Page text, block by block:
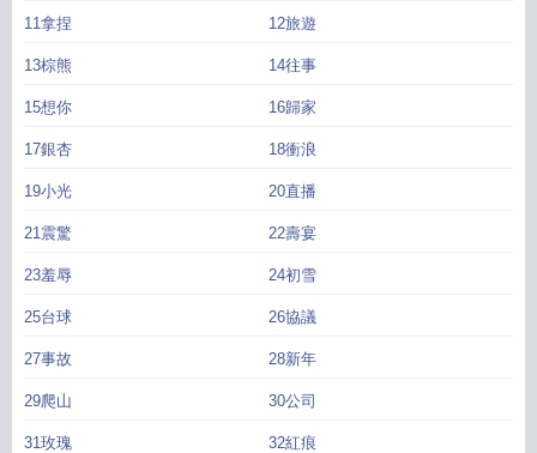
11拿捏 12旅遊
13棕熊 14往事
15想你 16歸家
17銀杏 18衝浪
19小光 20直播
21震驚 22壽宴
23羞辱 24初雪
25台球 26協議
27事故 28新年
29爬山 30公司
31玫瑰 32紅痕